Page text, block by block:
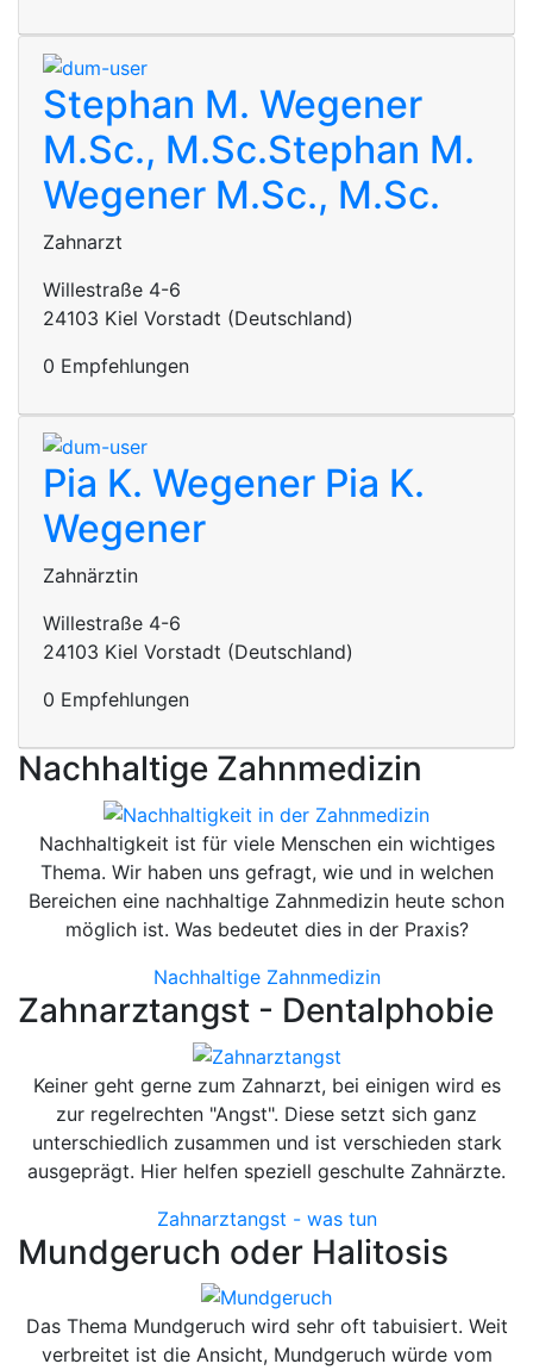
Stephan M. Wegener
M.Sc., M.Sc.Stephan M.
Wegener M.Sc., M.Sc.
Zahnarzt
Willestraße 4-6
24103 Kiel Vorstadt (Deutschland)
0 Empfehlungen
Pia K. Wegener Pia K.
Wegener
Zahnärztin
Willestraße 4-6
24103 Kiel Vorstadt (Deutschland)
0 Empfehlungen
Nachhaltige Zahnmedizin
Nachhaltigkeit ist für viele Menschen ein wichtiges
Thema. Wir haben uns gefragt, wie und in welchen
Bereichen eine nachhaltige Zahnmedizin heute schon
möglich ist. Was bedeutet dies in der Praxis?
Nachhaltige Zahnmedizin
Zahnarztangst - Dentalphobie
Keiner geht gerne zum Zahnarzt, bei einigen wird es
zur regelrechten "Angst". Diese setzt sich ganz
unterschiedlich zusammen und ist verschieden stark
ausgeprägt. Hier helfen speziell geschulte Zahnärzte.
Zahnarztangst - was tun
Mundgeruch oder Halitosis
Das Thema Mundgeruch wird sehr oft tabuisiert. Weit
verbreitet ist die Ansicht, Mundgeruch würde vom